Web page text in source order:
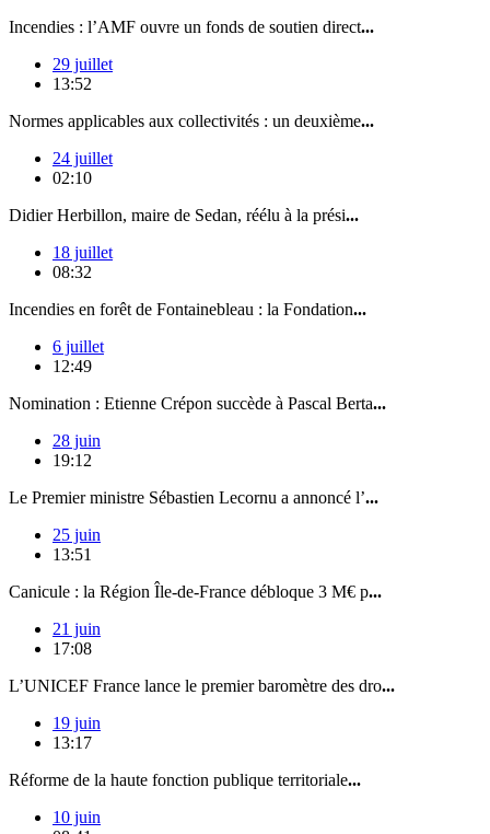
Incendies : l’AMF ouvre un fonds de soutien direct...
29 juillet
13:52
Normes applicables aux collectivités : un deuxième...
24 juillet
02:10
Didier Herbillon, maire de Sedan, réélu à la prési...
18 juillet
08:32
Incendies en forêt de Fontainebleau : la Fondation...
6 juillet
12:49
Nomination : Etienne Crépon succède à Pascal Berta...
28 juin
19:12
Le Premier ministre Sébastien Lecornu a annoncé l’...
25 juin
13:51
Canicule : la Région Île-de-France débloque 3 M€ p...
21 juin
17:08
L’UNICEF France lance le premier baromètre des dro...
19 juin
13:17
Réforme de la haute fonction publique territoriale...
10 juin